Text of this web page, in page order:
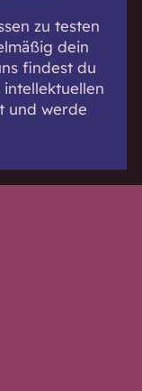
zu testen
dein
findest du
und werde